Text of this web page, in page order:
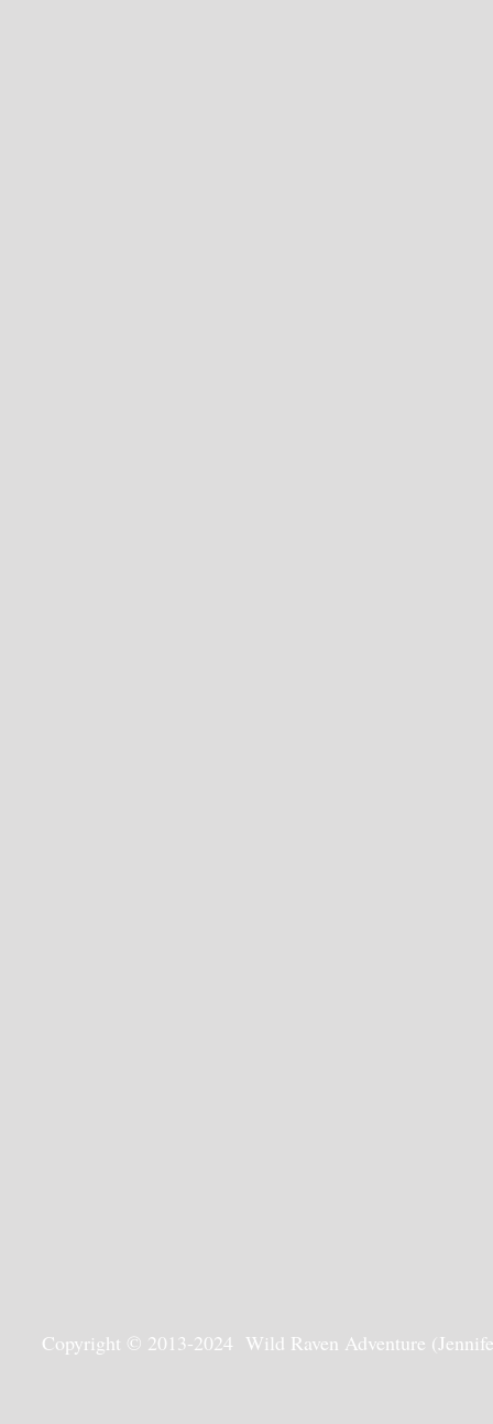
Copyright © 2013-2024 Wild Raven Adventure